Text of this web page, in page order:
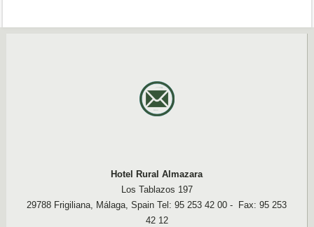
Hotel Rural Almazara
Los Tablazos 197
29788 Frigiliana, Málaga, Spain Tel: 95 253 42 00 - Fax: 95 253
42 12